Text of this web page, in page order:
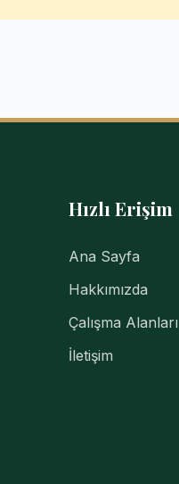
Hızlı Erişim
Ana Sayfa
Hakkımızda
Çalışma Alanları
İletişim